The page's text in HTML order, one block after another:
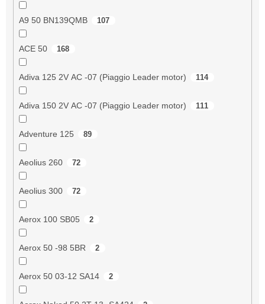
A9 50 BN139QMB 107
ACE 50 168
Adiva 125 2V AC -07 (Piaggio Leader motor) 114
Adiva 150 2V AC -07 (Piaggio Leader motor) 111
Adventure 125 89
Aeolius 260 72
Aeolius 300 72
Aerox 100 SB05 2
Aerox 50 -98 5BR 2
Aerox 50 03-12 SA14 2